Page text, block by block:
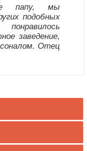
папу, мы
подобных
заведение,
Отец